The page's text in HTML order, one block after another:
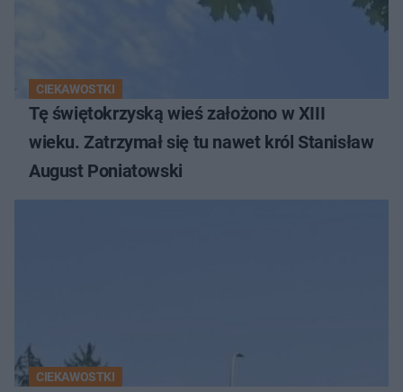
CIEKAWOSTKI
Tę świętokrzyską wieś założono w XIII
wieku. Zatrzymał się tu nawet król Stanisław
August Poniatowski
CIEKAWOSTKI